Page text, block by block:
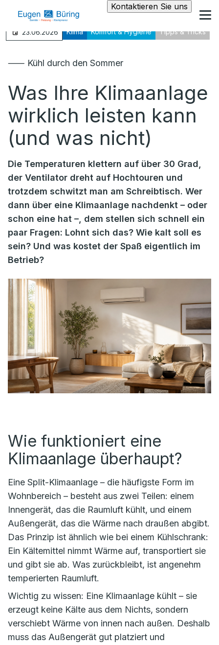
Kontaktieren Sie uns
23.06.2026 Klima Komfort & Hygiene Tipps & Tricks
⸺ Kühl durch den Sommer
Was Ihre Klimaanlage
wirklich leisten kann
(und was nicht)
Die Temperaturen klettern auf über 30 Grad,
der Ventilator dreht auf Hochtouren und
trotzdem schwitzt man am Schreibtisch. Wer
dann über eine Klimaanlage nachdenkt – oder
schon eine hat –, dem stellen sich schnell ein
paar Fragen: Lohnt sich das? Wie kalt soll es
sein? Und was kostet der Spaß eigentlich im
Betrieb?
Wie funktioniert eine
Klimaanlage überhaupt?
Eine Split-Klimaanlage – die häufigste Form im
Wohnbereich – besteht aus zwei Teilen: einem
Innengerät, das die Raumluft kühlt, und einem
Außengerät, das die Wärme nach draußen abgibt.
Das Prinzip ist ähnlich wie bei einem Kühlschrank:
Ein Kältemittel nimmt Wärme auf, transportiert sie
und gibt sie ab. Was zurückbleibt, ist angenehm
temperierten Raumluft.
Wichtig zu wissen: Eine Klimaanlage kühlt – sie
erzeugt keine Kälte aus dem Nichts, sondern
verschiebt Wärme von innen nach außen. Deshalb
muss das Außengerät gut platziert und